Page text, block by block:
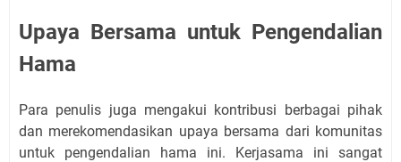
Upaya Bersama untuk Pengendalian
Hama
Para penulis juga mengakui kontribusi berbagai pihak
dan merekomendasikan upaya bersama dari komunitas
untuk pengendalian hama ini. Kerjasama ini sangat